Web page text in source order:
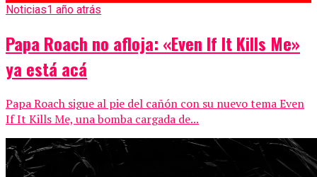
Noticias1 año atrás
Papa Roach no afloja: «Even If It Kills Me»
ya está acá
Papa Roach sigue al pie del cañón con su nuevo tema Even
If It Kills Me, una bomba cargada de...